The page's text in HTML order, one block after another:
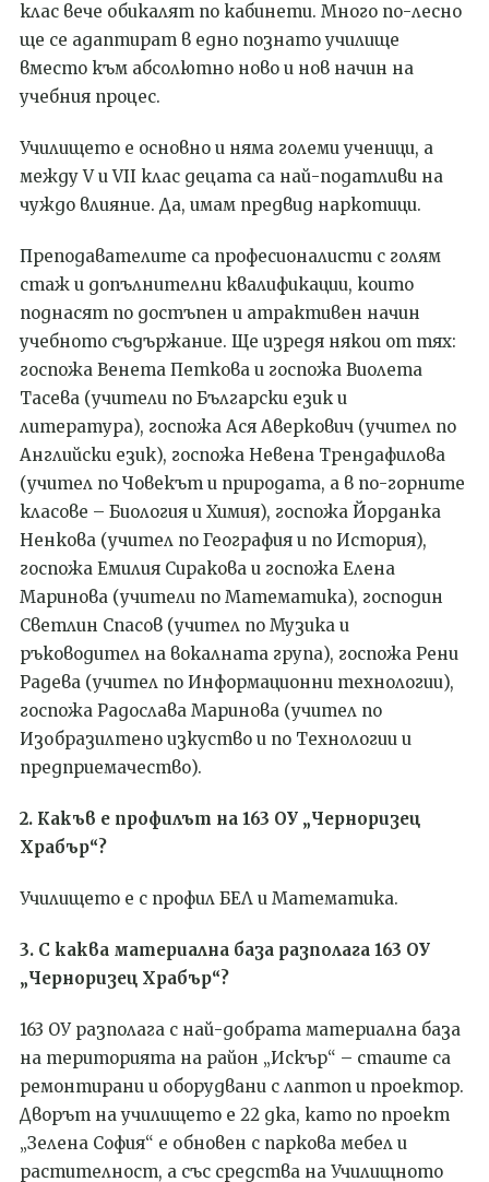
клас вече обикалят по кабинети. Много по-лесно
ще се адаптират в едно познато училище
вместо към абсолютно ново и нов начин на
учебния процес.
Училището е основно и няма големи ученици, а
между V и VII клас децата са най-податливи на
чуждо влияние. Да, имам предвид наркотици.
Преподавателите са професионалисти с голям
стаж и допълнителни квалификации, които
поднасят по достъпен и атрактивен начин
учебното съдържание. Ще изредя някои от тях:
госпожа Венета Петкова и госпожа Виолета
Тасева (учители по Български език и
литература), госпожа Ася Аверкович (учител по
Английски език), госпожа Невена Трендафилова
(учител по Човекът и природата, а в по-горните
класове – Биология и Химия), госпожа Йорданка
Ненкова (учител по География и по История),
госпожа Емилия Сиракова и госпожа Елена
Маринова (учители по Математика), господин
Светлин Спасов (учител по Музика и
ръководител на вокалната група), госпожа Рени
Радева (учител по Информационни технологии),
госпожа Радослава Маринова (учител по
Изобразилтено изкуство и по Технологии и
предприемачество).
2. Какъв е профилът на 163 ОУ „Черноризец
Храбър“?
Училището е с профил БЕЛ и Математика.
3. С каква материална база разполага 163 ОУ
„Черноризец Храбър“?
163 ОУ разполага с най-добрата материална база
на територията на район „Искър“ – стаите са
ремонтирани и оборудвани с лаптоп и проектор.
Дворът на училището е 22 дка, като по проект
„Зелена София“ е обновен с паркова мебел и
растителност, а със средства на Училищното